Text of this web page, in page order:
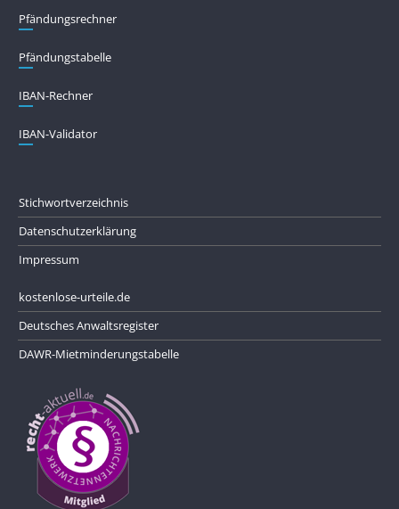
Pfändungs­rechner
Pfändungs­tabelle
IBAN-Rechner
IBAN-Validator
Stichwortverzeichnis
Datenschutzerklärung
Impressum
kostenlose-urteile.de
Deutsches Anwaltsregister
DAWR-Mietminderungstabelle